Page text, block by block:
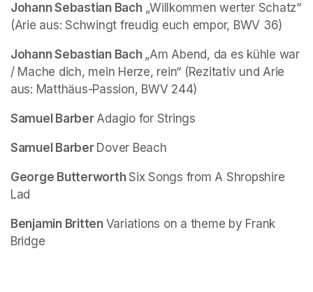
Johann Sebastian Bach „Willkommen werter Schatz“
(Arie aus: Schwingt freudig euch empor, BWV 36)
Johann Sebastian Bach „Am Abend, da es kühle war
/ Mache dich, mein Herze, rein“ (Rezitativ und Arie
aus: Matthäus-Passion, BWV 244)
Samuel Barber Adagio for Strings
Samuel Barber Dover Beach
George Butterworth Six Songs from A Shropshire
Lad
Benjamin Britten Variations on a theme by Frank
Bridge